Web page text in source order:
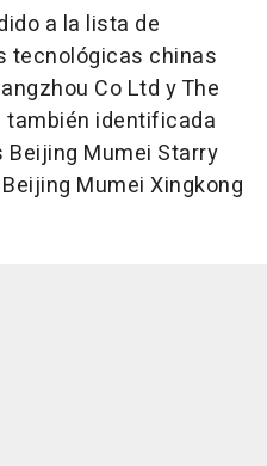
a la lista de
tecnológicas chinas
Co Ltd y The
también identificada
Mumei Starry
Mumei Xingkong